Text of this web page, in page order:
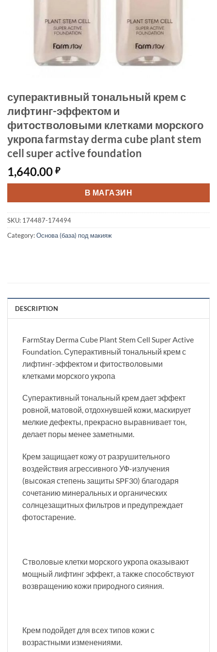
суперактивный тональный крем с
лифтинг-эффектом и
фитостволовыми клетками морского
укропа farmstay derma cube plant stem
cell super active foundation
1,640.00 ₽
В МАГАЗИН
SKU: 174487-174494
Category:Основа (база) под макияж
DESCRIPTION
FarmStay Derma Cube Plant Stem Cell Super Active
Foundation. Суперактивный тональный крем с
лифтинг-эффектом и фитостволовыми
клетками морского укропа
Суперактивный тональный крем дает эффект
ровной, матовой, отдохнувшей кожи, маскирует
мелкие дефекты, прекрасно выравнивает тон,
делает поры менее заметными.
Крем защищает кожу от разрушительного
воздействия агрессивного УФ-излучения
(высокая степень защиты SPF30) благодаря
сочетанию минеральных и органических
солнцезащитных фильтров и предупреждает
фотостарение.
Стволовые клетки морского укропа оказывают
мощный лифтинг эффект, а также способствуют
возвращению кожи природного сияния.
Крем подойдет для всех типов кожи с
возрастными изменениями.